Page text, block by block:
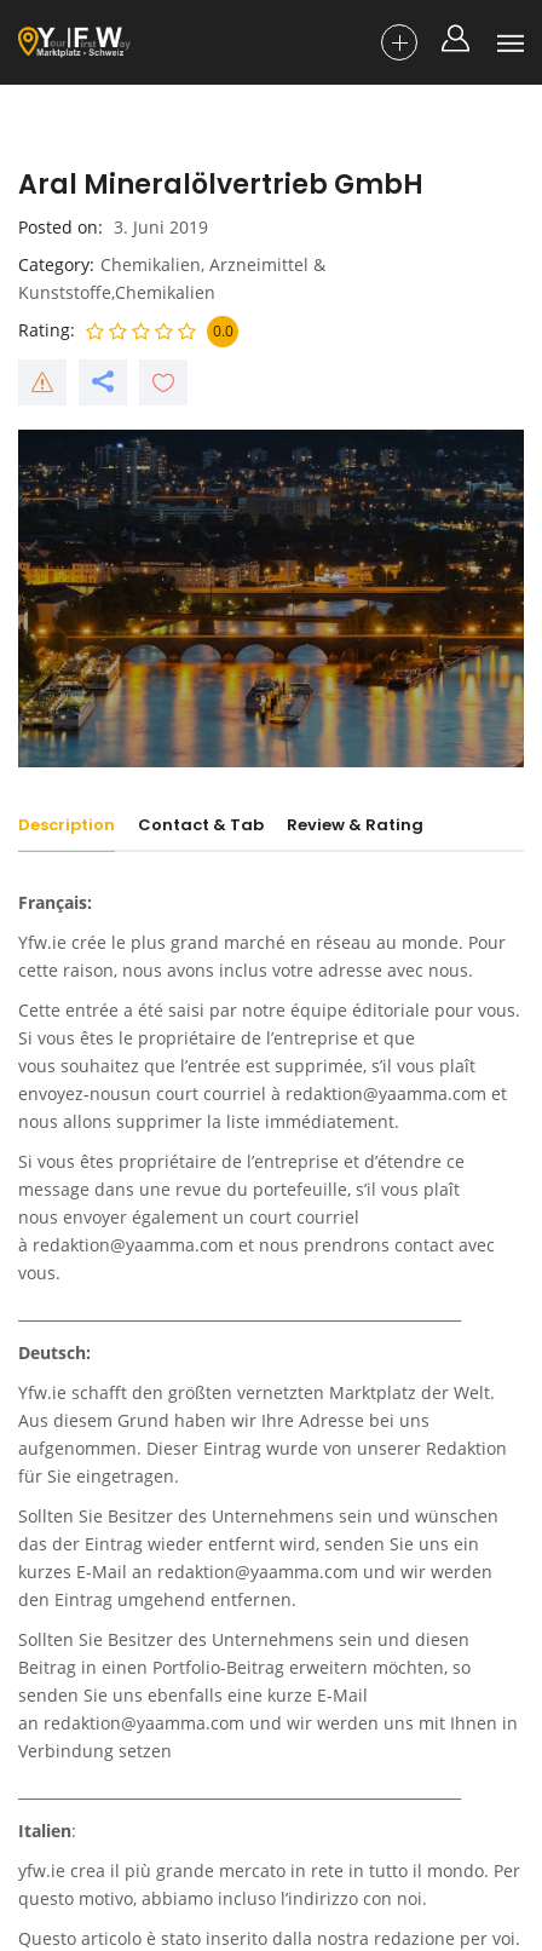
Aral Mineralölvertrieb GmbH
Posted on
3. Juni 2019
Category Chemikalien, Arzneimittel &
Kunststoffe,Chemikalien
Rating
0.0
Description Contact & Tab Review & Rating
Français:
Yfw.ie crée le plus grand marché en réseau au monde. Pour
cette raison, nous avons inclus votre adresse avec nous.
Cette entrée a été saisi par notre équipe éditoriale pour vous.
Si vous êtes le propriétaire de l’entreprise et que
vous souhaitez que l’entrée est supprimée, s’il vous plaît
envoyez-nousun court courriel à redaktion@yaamma.com et
nous allons supprimer la liste immédiatement.
Si vous êtes propriétaire de l’entreprise et d’étendre ce
message dans une revue du portefeuille, s’il vous plaît
nous envoyer également un court courriel
à redaktion@yaamma.com et nous prendrons contact avec
vous.
Deutsch:
Yfw.ie schafft den größten vernetzten Marktplatz der Welt.
Aus diesem Grund haben wir Ihre Adresse bei uns
aufgenommen. Dieser Eintrag wurde von unserer Redaktion
für Sie eingetragen.
Sollten Sie Besitzer des Unternehmens sein und wünschen
das der Eintrag wieder entfernt wird, senden Sie uns ein
kurzes E-Mail an redaktion@yaamma.com und wir werden
den Eintrag umgehend entfernen.
Sollten Sie Besitzer des Unternehmens sein und diesen
Beitrag in einen Portfolio-Beitrag erweitern möchten, so
senden Sie uns ebenfalls eine kurze E-Mail
an redaktion@yaamma.com und wir werden uns mit Ihnen in
Verbindung setzen
Italien:
yfw.ie crea il più grande mercato in rete in tutto il mondo. Per
questo motivo, abbiamo incluso l’indirizzo con noi.
Questo articolo è stato inserito dalla nostra redazione per voi.